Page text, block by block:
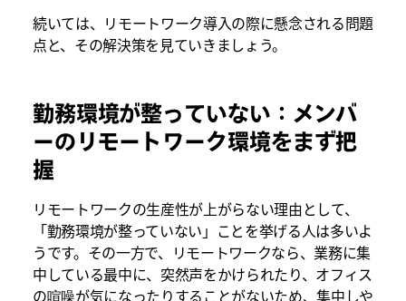
続いては、リモートワーク導入の際に懸念される問題
点と、その解決策を見ていきましょう。
勤務環境が整っていない：メンバ
ーのリモートワーク環境をまず把
握
リモートワークの生産性が上がらない理由として、
「勤務環境が整っていない」ことを挙げる人は多いよ
うです。その一方で、リモートワークなら、業務に集
中している最中に、突然声をかけられたり、オフィス
の喧噪が気になったりすることがないため、集中しや